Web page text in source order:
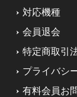
対応機種
会員退会
特定商取引
プライバシ
有料会員お